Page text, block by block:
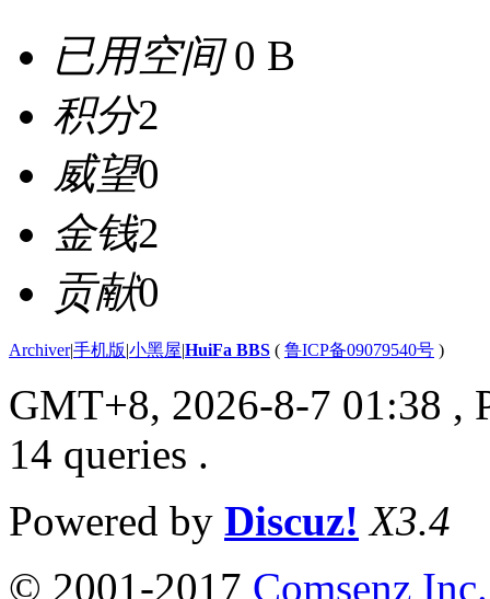
已用空间0 B
积分2
威望0
金钱2
贡献0
Archiver|手机版|小黑屋|HuiFa BBS ( 鲁ICP备09079540号 )
GMT+8, 2026-8-7 01:38 ,
14 queries .
Powered by Discuz! X3.4
© 2001-2017 Comsenz Inc.